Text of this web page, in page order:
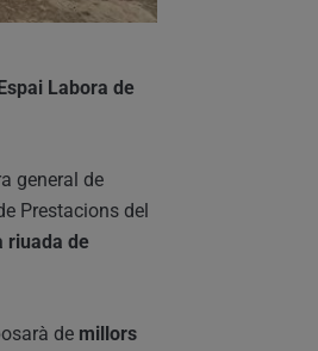
Labora de
general de
Prestacions del
riuada de
de millors